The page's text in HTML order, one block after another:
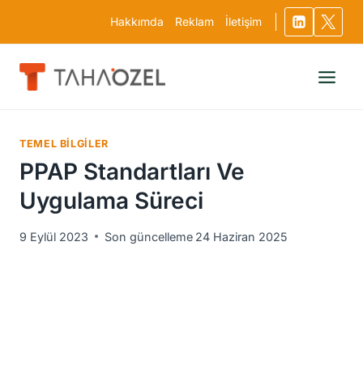
Hakkımda Reklam İletişim
TEMEL BILGILER
PPAP Standartları Ve
Uygulama Süreci
9 Eylül 2023 Son güncelleme 24 Haziran 2025